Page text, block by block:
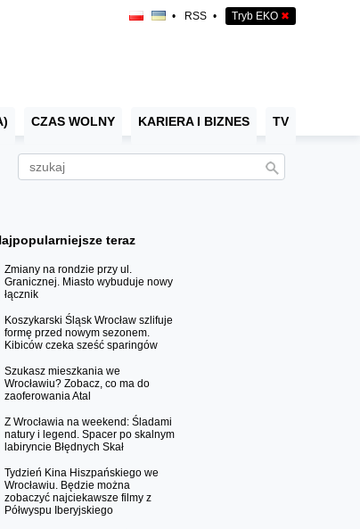
• RSS • Tryb EKO ✖
CZAS WOLNY KARIERA I BIZNES TV
teraz
Zmiany na rondzie przy ul.
Granicznej. Miasto wybuduje nowy
łącznik
Koszykarski Śląsk Wrocław szlifuje
formę przed nowym sezonem.
Kibiców czeka sześć sparingów
Szukasz mieszkania we
Wrocławiu? Zobacz, co ma do
zaoferowania Atal
Z Wrocławia na weekend: Śladami
natury i legend. Spacer po skalnym
labiryncie Błędnych Skał
Tydzień Kina Hiszpańskiego we
Wrocławiu. Będzie można
zobaczyć najciekawsze filmy z
Półwyspu Iberyjskiego